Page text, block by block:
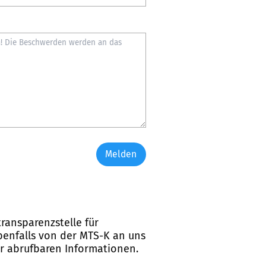
Melden
für
von der MTS-K an uns
abrufbaren Informationen.